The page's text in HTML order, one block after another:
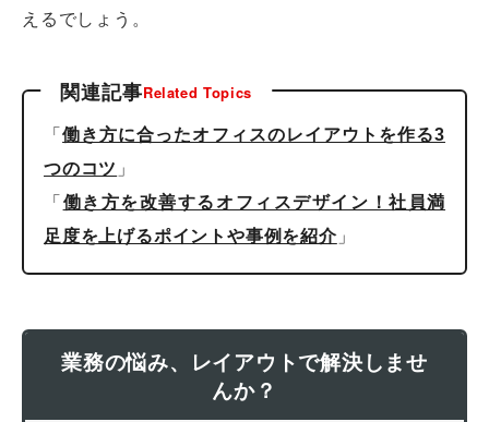
えるでしょう。
関連記事Related Topics
「働き方に合ったオフィスのレイアウトを作る3
つのコツ 」
「働き方を改善するオフィスデザイン！社員満
足度を上げるポイントや事例を紹介」
業務の悩み、レイアウトで解決しませ
んか？